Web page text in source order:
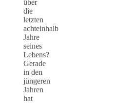
über
die
letzten
achteinhalb
Jahre
seines
Lebens?
Gerade
in den
jüngeren
Jahren
hat